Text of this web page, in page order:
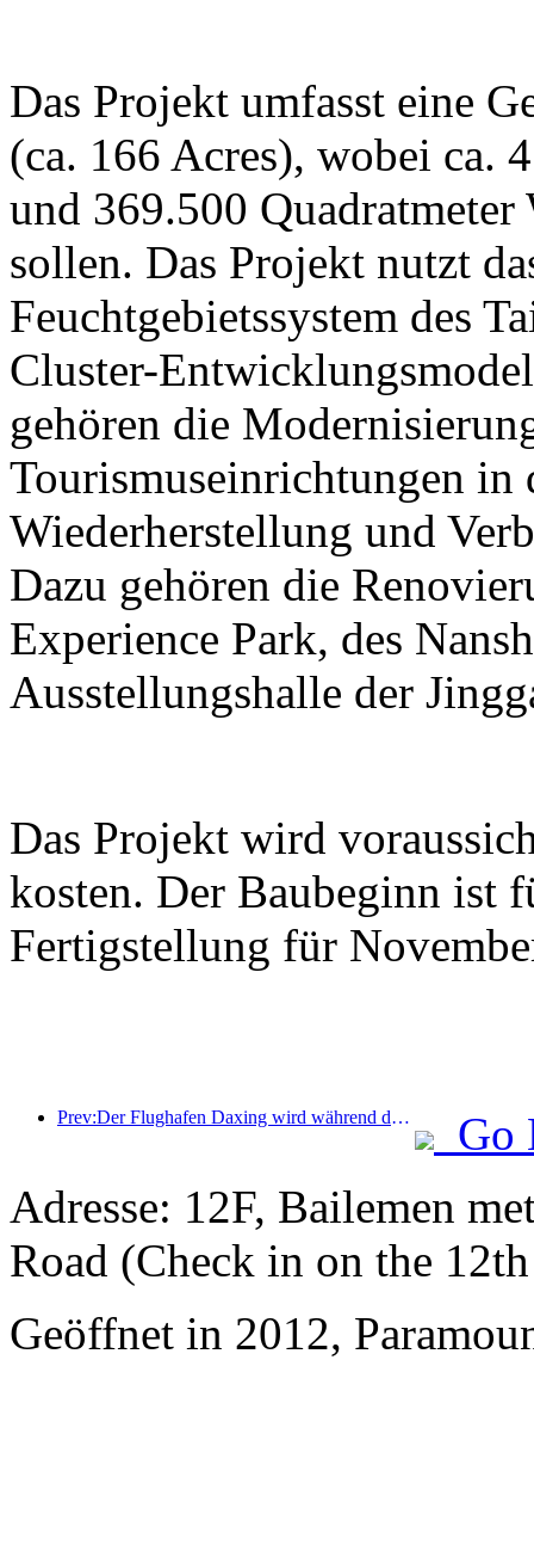
Das Projekt umfasst eine
(ca. 166 Acres), wobei ca.
und 369.500 Quadratmeter
sollen. Das Projekt nutzt
Feuchtgebietssystem des
Cluster-
gehören die
Tourismuseinrichtungen
Wiederherstellung und
Dazu gehören die
Experience Park, des
Ausstellungshalle der
Das Projekt wird
kosten. Der Baubeginn ist
Fertigstellung für
Prev:Der Flughafen Daxing wird während der Feiertage zum „Nationalfeiertag“ im Jahr 2025 über 1,3 Millionen Passagiere befördern
Go
Adresse: 12F, Bailemen
Road (Check in on the
Geöffnet in 2012,